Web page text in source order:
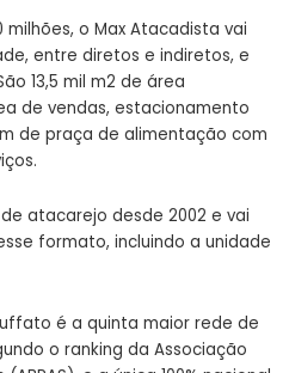
o Max Atacadista vai
entre diretos e indiretos, e
13,5 mil m2 de área
de vendas, estacionamento
de praça de alimentação com
atacarejo desde 2002 e vai
formato, incluindo a unidade
é a quinta maior rede de
o ranking da Associação